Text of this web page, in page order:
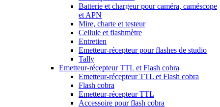
Batterie et chargeur pour caméra, caméscope
et APN
Mire, charte et testeur
Cellule et flashmètre
Entretien
Emetteur-récepteur pour flashes de studio
Tally
Emetteur-récepteur TTL et Flash cobra
Emetteur-récepteur TTL et Flash cobra
Flash cobra
Emetteur-récepteur TTL
Accessoire pour flash cobra